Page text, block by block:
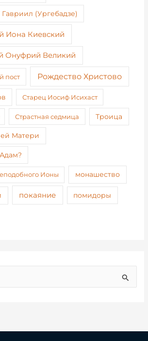
(Ургебадзе)
Иона Киевский
Онуфрий Великий
пост Рождество Христово
Старец Иосиф Исихаст
Страстная седмица Троица
Матери
Ионы монашество
покаяние помидоры